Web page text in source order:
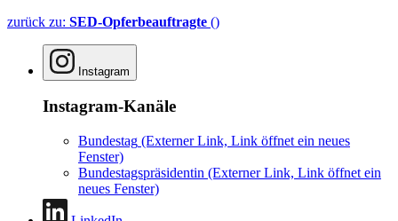
zurück zu: SED-Opferbeauftragte ()
Instagram
Instagram-Kanäle
Bundestag (Externer Link, Link öffnet ein neues
Fenster)
Bundestagspräsidentin (Externer Link, Link öffnet ein
neues Fenster)